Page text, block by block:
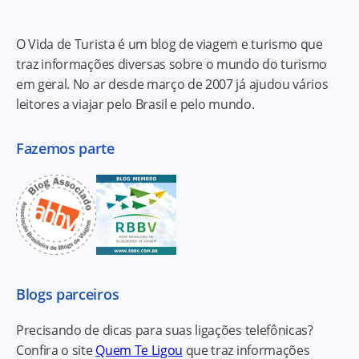
O Vida de Turista é um blog de viagem e turismo que
traz informações diversas sobre o mundo do turismo
em geral. No ar desde março de 2007 já ajudou vários
leitores a viajar pelo Brasil e pelo mundo.
Fazemos parte
Blogs parceiros
Precisando de dicas para suas ligações telefônicas?
Confira o siteQuem Te Ligou que traz informações